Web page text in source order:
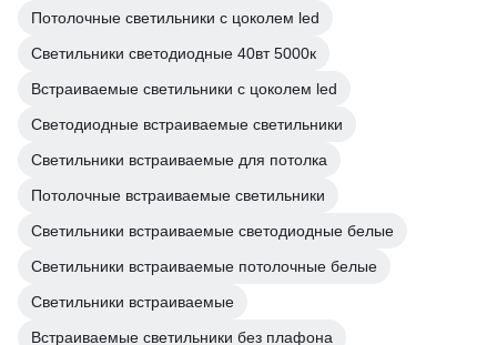
Потолочные светильники с цоколем led
Светильники светодиодные 40вт 5000к
Встраиваемые светильники с цоколем led
Светодиодные встраиваемые светильники
Светильники встраиваемые для потолка
Потолочные встраиваемые светильники
Светильники встраиваемые светодиодные белые
Светильники встраиваемые потолочные белые
Светильники встраиваемые
Встраиваемые светильники без плафона